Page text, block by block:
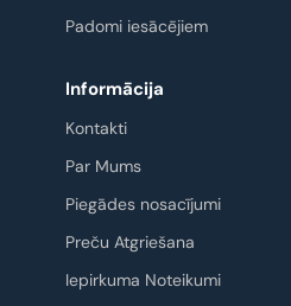
Padomi iesācējiem
Informācija
Kontakti
Par Mums
Piegādes nosacījumi
Preču Atgriešana
Iepirkuma Noteikumi